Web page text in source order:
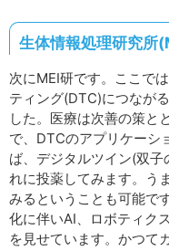
生体情報処理研究所
次にMEI研です。ここで
ティング(DTC)につなが
した。医療は次善の策と
で、DTCのアプリケーシ
ば、デジタルツイン(双
れに投薬してみます。う
みるということも可能で
化に伴いAI、ロボティク
を見せています。かつて